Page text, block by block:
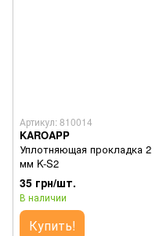
Артикул: 810014
KAROAPP
Уплотняющая прокладка 2
мм K-S2
35 грн/шт.
В наличии
Купить!